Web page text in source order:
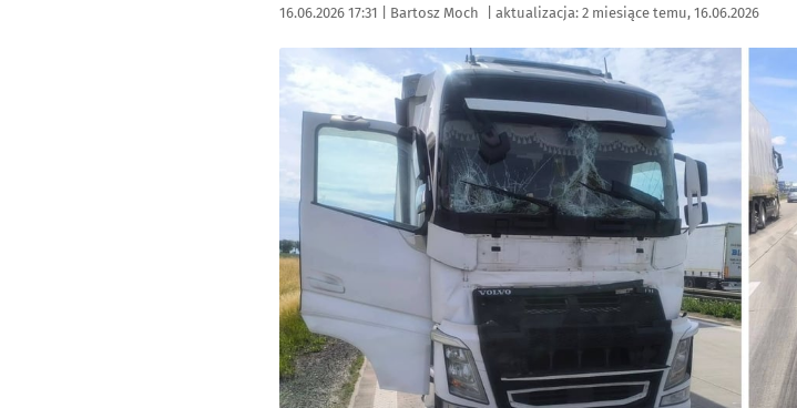
Data publikacji:
16.06.2026 17:31 | Autor:
Bartosz Moch aktualizacja: 2 miesiące temu, 16.06.2026
Kliknij, aby zobaczyć galerię